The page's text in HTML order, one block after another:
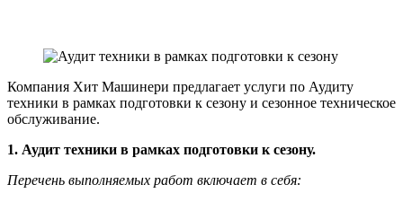
Компания Хит Машинери предлагает услуги по Аудиту
техники в рамках подготовки к сезону и сезонное техническое
обслуживание.
1. Аудит техники в рамках подготовки к сезону.
Перечень выполняемых работ включает в себя: